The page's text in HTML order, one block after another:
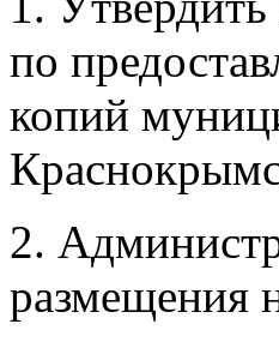
по
копий
2.
размещения